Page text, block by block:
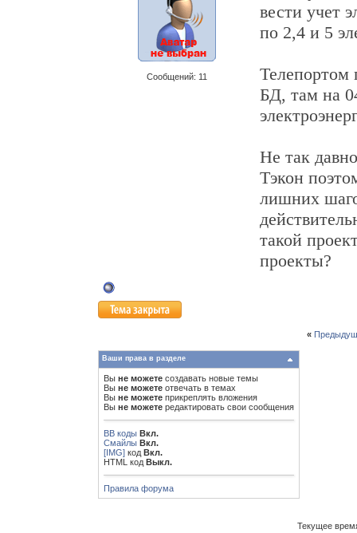
Сообщений: 11
вести учет
по 2,4 и 5
Телепортом
БД, там на
Не так
Тэкон
лишних
такой
проекты?
«
Ваши права в разделе
Вы не можете создавать новые темы
Вы не можете отвечать в темах
Вы не можете прикреплять вложения
Вы не можете редактировать свои сообщения
BB коды Вкл.
Смайлы Вкл.
[IMG] код Вкл.
HTML код Выкл.
Правила форума
Текущее